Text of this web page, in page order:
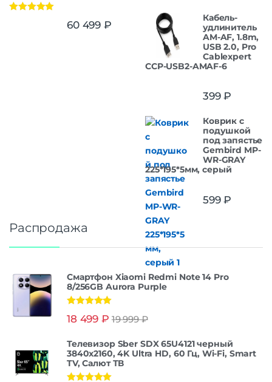
60 499 ₽
Кабель-
удлинитель
AM-AF, 1.8m,
USB 2.0, Pro
Cablexpert
CCP-USB2-AMAF-6
399₽
Коврик с
подушкой
под запястье
Gembird MP-
WR-GRAY
225*195*5мм, серый
599₽
Распродажа
Смартфон Xiaomi Redmi Note 14 Pro
8/256GB Aurora Purple
из 5
18 499 ₽ 19 999₽
Телевизор Sber SDX 65U4121 черный
3840x2160, 4K Ultra HD, 60 Гц, Wi-Fi, Smart
TV, Салют ТВ